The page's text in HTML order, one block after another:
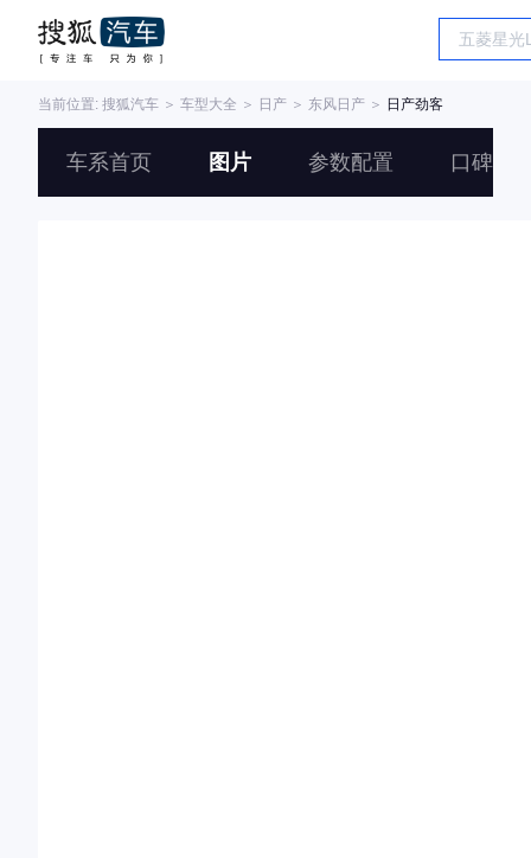
当前位置: 搜狐汽车 ＞ 车型大全 ＞ 日产 ＞ 东风日产 ＞ 日产劲客
车系首页 图片 参数配置 口碑